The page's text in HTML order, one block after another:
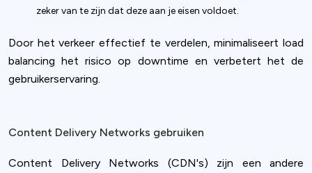
zeker van te zijn dat deze aan je eisen voldoet.
Door het verkeer effectief te verdelen, minimaliseert load
balancing het risico op downtime en verbetert het de
gebruikerservaring.
Content Delivery Networks gebruiken
Content Delivery Networks (CDN's) zijn een andere